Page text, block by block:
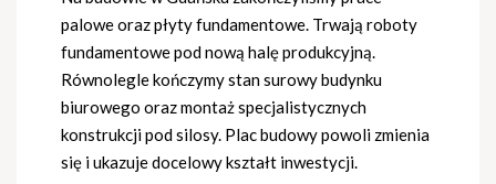
palowe oraz płyty fundamentowe. Trwają roboty
fundamentowe pod nową halę produkcyjną.
Równolegle kończymy stan surowy budynku
biurowego oraz montaż specjalistycznych
konstrukcji pod silosy. Plac budowy powoli zmienia
się i ukazuje docelowy kształt inwestycji.